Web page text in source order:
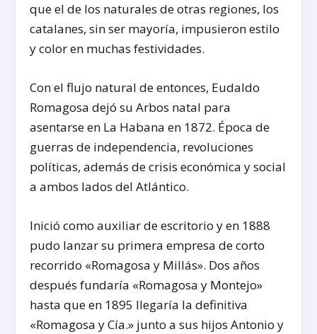
que el de los naturales de otras regiones, los
catalanes, sin ser mayoría, impusieron estilo
y color en muchas festividades.
Con el flujo natural de entonces, Eudaldo
Romagosa dejó su Arbos natal para
asentarse en La Habana en 1872. Época de
guerras de independencia, revoluciones
políticas, además de crisis económica y social
a ambos lados del Atlántico.
Inició como auxiliar de escritorio y en 1888
pudo lanzar su primera empresa de corto
recorrido «Romagosa y Millás». Dos años
después fundaría «Romagosa y Montejo»
hasta que en 1895 llegaría la definitiva
«Romagosa y Cía.» junto a sus hijos Antonio y